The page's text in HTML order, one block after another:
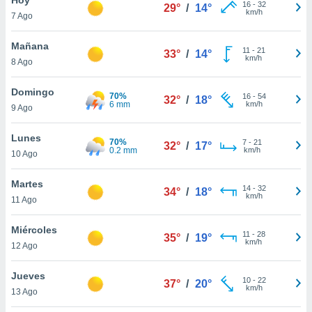
en
más
nuestra
de
cookies
aceptar
7 Ago
29° / 14° 16- 32
km/h
Mañana
8 Ago
33° / 14° 11 - 21
km/h
Domingo
9 Ago
70%
6 mm
32° / 18° 16- 54
km/h
Lunes
10 Ago
70%
0.2 mm
32° / 17° 7- 21
km/h
Martes
11 Ago
34° / 18° 14- 32
km/h
Miércoles
12 Ago
35° / 19° 11 - 28
km/h
Jueves
13 Ago
37° / 20° 10- 22
km/h